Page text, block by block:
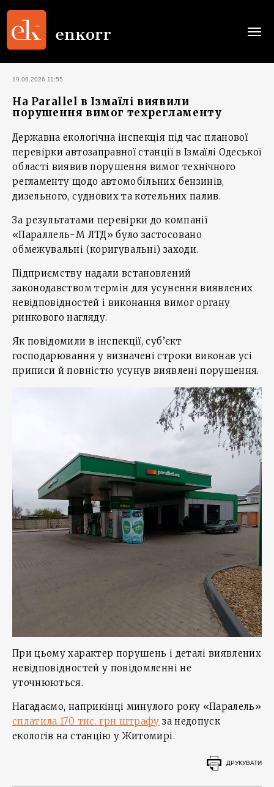
19.06.2026 11:55
На Parallel в Ізмаїлі виявили
порушення вимог техрегламенту
Державна екологічна інспекція під час планової
перевірки автозаправної станції в Ізмаїлі Одеської
області виявив порушення вимог технічного
регламенту щодо автомобільних бензинів,
дизельного, суднових та котельних палив.
За результатами перевірки до компанії
«Параллель-М ЛТД» було застосовано
обмежувальні (коригувальні) заходи.
Підприємству надали встановлений
законодавством термін для усунення виявлених
невідповідностей і виконання вимог органу
ринкового нагляду.
Як повідомили в інспекції, суб’єкт
господарювання у визначені строки виконав усі
приписи й повністю усунув виявлені порушення.
При цьому характер порушень і деталі виявлених
невідповідностей у повідомленні не
уточнюються.
Нагадаємо, наприкінці минулого року «Паралель»
сплатила 170 тис. грн штрафу за недопуск
екологів на станцію у Житомирі.
ДРУКУВАТИ